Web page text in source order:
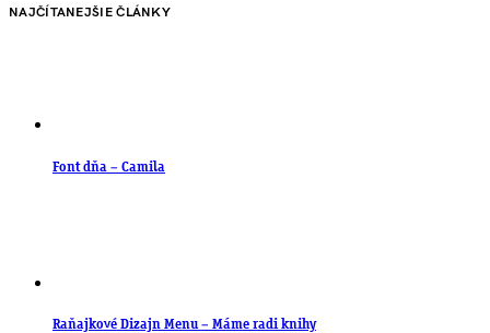
NAJČÍTANEJŠIE ČLÁNKY
Font dňa – Camila
Raňajkové Dizajn Menu – Máme radi knihy